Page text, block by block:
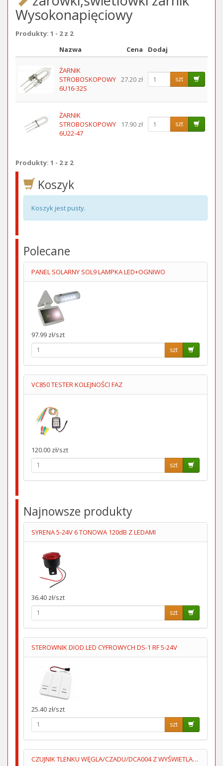
Wysokonapięciowy
Produkty: 1 - 2 z 2
Obraz
Nazwa Cena Dodaj
ŻARNIK
STROBOSKOPOWY
6U16-32S
27.20 zł szt
ŻARNIK
STROBOSKOPOWY
6U22-47
17.90 zł szt
Produkty: 1 - 2 z 2
Koszyk
Koszyk jest pusty.
Polecane
PANEL SOLARNY SOL9 LAMPKA LED+OGNIWO
97.99 zł/szt
szt
VC850 TESTER KOLEJNOŚCI FAZ
120.00 zł/szt
szt
Najnowsze produkty
SYRENA 5-24V 6 TONOWA 120dB Z LEDAMI
36.40 zł/szt
szt
STEROWNIK DIOD LED CYFROWYCH DS-1 RF 5-24V
25.40 zł/szt
szt
CZUJNIK TLENKU WĘGLA/CZADU/DCA004 Z WYŚWIETLACZEM 2XAA LUMIO